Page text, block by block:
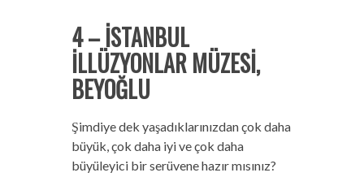
4 – İSTANBUL
İLLÜZYONLAR MÜZESİ,
BEYOĞLU
Şimdiye dek yaşadıklarınızdan çok daha
büyük, çok daha iyi ve çok daha
büyüleyici bir serüvene hazır mısınız?